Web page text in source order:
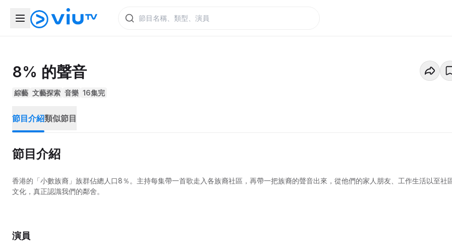
8% 的聲音
綜藝 文藝探索 音樂 16集完
節目介紹類似節目
節目介紹
香港的「小數族裔」族群佔總人口8％。主持每集帶一首歌走入各族裔社區，再帶一把族裔的聲音出來，從他們的家人朋友、工作生活以至社
文化，真正認識我們的鄰舍。
演員